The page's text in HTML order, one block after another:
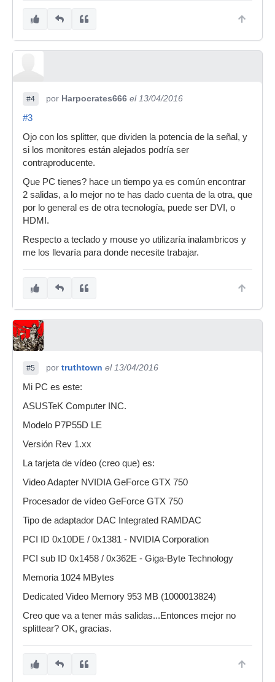
#4 por Harpocrates666 el 13/04/2016
#3
Ojo con los splitter, que dividen la potencia de la señal, y
si los monitores están alejados podría ser
contraproducente.
Que PC tienes? hace un tiempo ya es común encontrar
2 salidas, a lo mejor no te has dado cuenta de la otra, que
por lo general es de otra tecnología, puede ser DVI, o
HDMI.
Respecto a teclado y mouse yo utilizaría inalambricos y
me los llevaría para donde necesite trabajar.
#5 por truthtown el 13/04/2016
Mi PC es este:
ASUSTeK Computer INC.
Modelo P7P55D LE
Versión Rev 1.xx
La tarjeta de vídeo (creo que) es:
Video Adapter NVIDIA GeForce GTX 750
Procesador de vídeo GeForce GTX 750
Tipo de adaptador DAC Integrated RAMDAC
PCI ID 0x10DE / 0x1381 - NVIDIA Corporation
PCI sub ID 0x1458 / 0x362E - Giga-Byte Technology
Memoria 1024 MBytes
Dedicated Video Memory 953 MB (1000013824)
Creo que va a tener más salidas...Entonces mejor no
splittear? OK, gracias.